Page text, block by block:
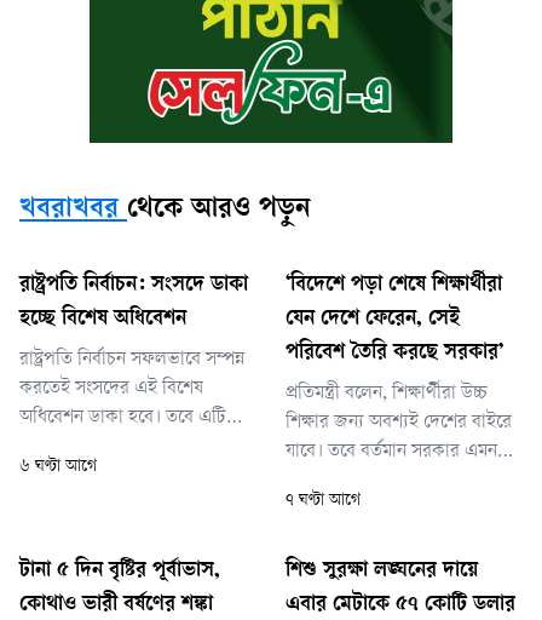
খবরাখবর থেকে আরও পড়ুন
রাষ্ট্রপতি নির্বাচন: সংসদে ডাকা
হচ্ছে বিশেষ অধিবেশন
রাষ্ট্রপতি নির্বাচন সফলভাবে সম্পন্ন
করতেই সংসদের এই বিশেষ
অধিবেশন ডাকা হবে। তবে এটি
হবে, সে বিষয়ে তিনি এখনো চূড়ান্ত
৬ ঘণ্টা আগে
‘বিদেশে পড়া শেষে শিক্ষার্থীরা
যেন দেশে ফেরেন, সেই
পরিবেশ তৈরি করছে সরকার’
প্রতিমন্ত্রী বলেন, শিক্ষার্থীরা উচ্চ
শিক্ষার জন্য অবশ্যই দেশের বাইরে
যাবে। তবে বর্তমান সরকার এমন
যেখানে দেশের শিক্ষার্থীরা আবার
৭ ঘণ্টা আগে
টানা ৫ দিন বৃষ্টির পূর্বাভাস,
কোথাও ভারী বর্ষণের শঙ্কা
শিশু সুরক্ষা লঙ্ঘনের দায়ে
এবার মেটাকে ৫৭ কোটি ডলার